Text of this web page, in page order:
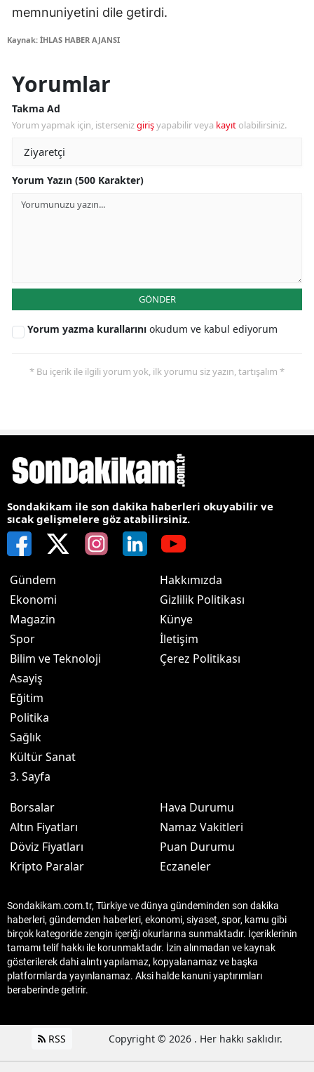
memnuniyetini dile getirdi.
Kaynak: İHLAS HABER AJANSI
Yorumlar
Takma Ad
Yorum yapmak için, istersenizgirişyapabilir veya kayıt olabilirsiniz.
Yorum Yazın (500 Karakter)
GÖNDER
Yorum yazma kurallarını okudum ve kabul ediyorum
* Bu içerik ile ilgili yorum yok, ilk yorumu siz yazın, tartışalım *
Sondakikam ile son dakika haberleri okuyabilir ve
sıcak gelişmelere göz atabilirsiniz.
Gündem
Ekonomi
Magazin
Spor
Bilim ve Teknoloji
Asayiş
Eğitim
Politika
Sağlık
Kültür Sanat
3. Sayfa
Hakkımızda
Gizlilik Politikası
Künye
İletişim
Çerez Politikası
Borsalar
Altın Fiyatları
Döviz Fiyatları
Kripto Paralar
Hava Durumu
Namaz Vakitleri
Puan Durumu
Eczaneler
Sondakikam.com.tr, Türkiye ve dünya gündeminden son dakika
haberleri, gündemden haberleri, ekonomi, siyaset, spor, kamu gibi
birçok kategoride zengin içeriği okurlarına sunmaktadır. İçeriklerinin
tamamı telif hakkı ile korunmaktadır. İzin alınmadan ve kaynak
gösterilerek dahi alıntı yapılamaz, kopyalanamaz ve başka
platformlarda yayınlanamaz. Aksi halde kanuni yaptırımları
beraberinde getirir.
RSS Copyright © 2026 . Her hakkı saklıdır.